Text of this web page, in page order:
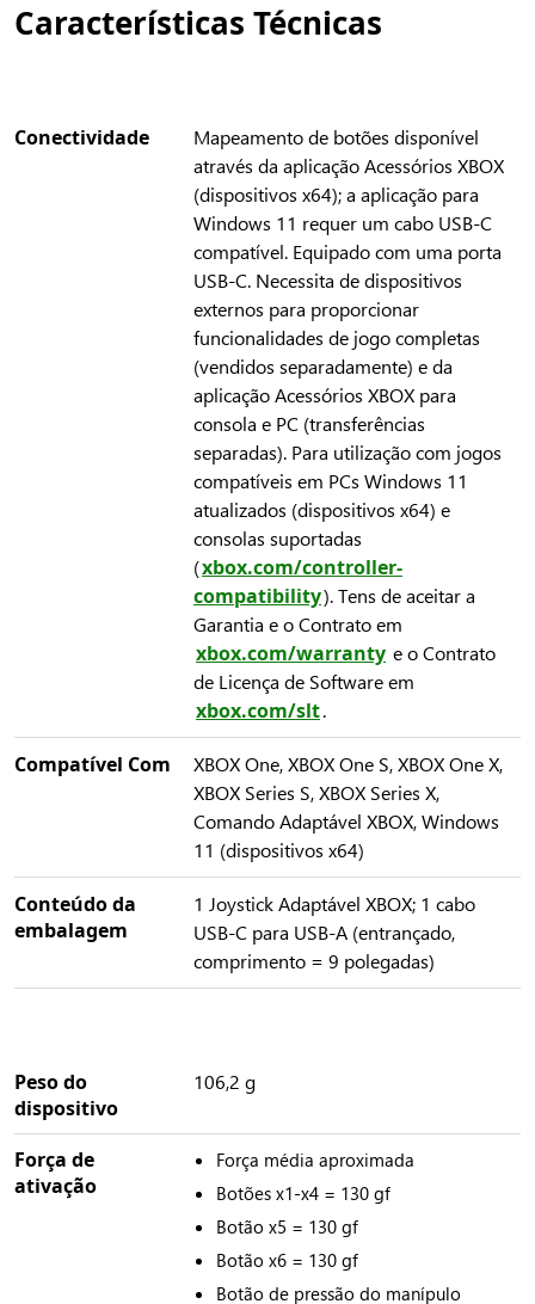
Características Técnicas
Conectividade
Mapeamento de botões disponível
através da aplicação Acessórios XBOX
(dispositivos x64); a aplicação para
Windows 11 requer um cabo USB-C
compatível. Equipado com uma porta
USB-C. Necessita de dispositivos
externos para proporcionar
funcionalidades de jogo completas
(vendidos separadamente) e da
aplicação Acessórios XBOX para
consola e PC (transferências
separadas). Para utilização com jogos
compatíveis em PCs Windows 11
atualizados (dispositivos x64) e
consolas suportadas
(xbox.com/controller-
compatibility). Tens de aceitar a
Garantia e o Contrato em
xbox.com/warranty e o Contrato
de Licença de Software em
xbox.com/slt.
Compatível Com
XBOX One, XBOX One S, XBOX One X,
XBOX Series S, XBOX Series X,
Comando Adaptável XBOX, Windows
11 (dispositivos x64)
Conteúdo da
embalagem
1 Joystick Adaptável XBOX; 1 cabo
USB-C para USB-A (entrançado,
comprimento = 9 polegadas)
Peso do
dispositivo
106,2 g
Força de
ativação
Força média aproximada
Botões x1-x4 = 130 gf
Botão x5 = 130 gf
Botão x6 = 130 gf
Botão de pressão do manípulo